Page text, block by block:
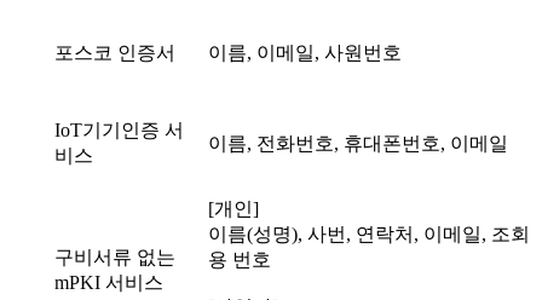
포스코 인증서 이름, 이메일, 사원번호
IoT기기인증 서
비스
이름, 전화번호, 휴대폰번호, 이메일
구비서류 없는
mPKI 서비스
[개인]
이름(성명), 사번, 연락처, 이메일, 조회
용 번호